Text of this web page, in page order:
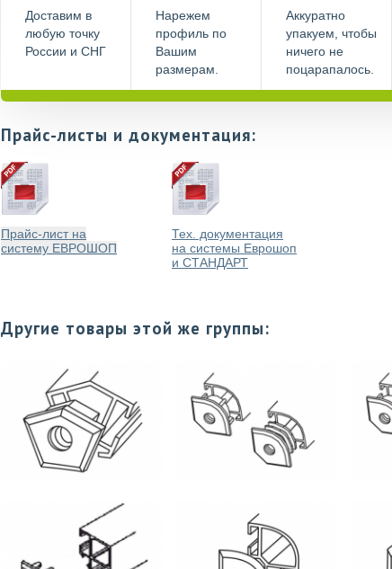
Доставим в
любую точку
России и СНГ
Нарежем
профиль по
Вашим
размерам.
Аккуратно
упакуем, чтобы
ничего не
поцарапалось.
Прайс-листы и документация:
Прайс-лист на
систему ЕВРОШОП
Тех. документация
на системы Еврошоп
и СТАНДАРТ
Другие товары этой же группы: